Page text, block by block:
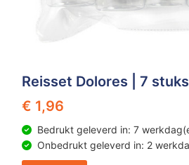
Reisset Dolores | 7 stuks
€ 1,96
Bedrukt geleverd in: 7
Onbedrukt geleverd in: 2